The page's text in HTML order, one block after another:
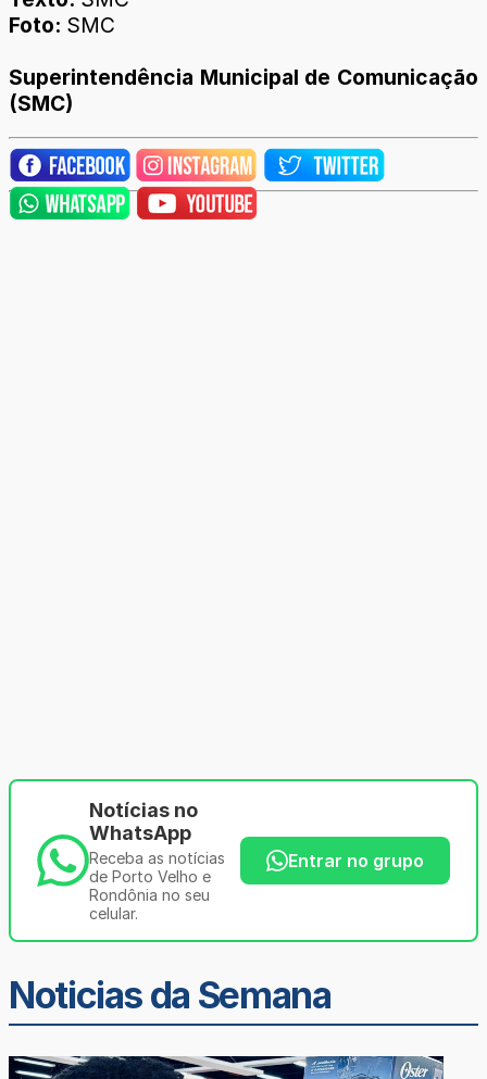
Foto: SMC
Superintendência Municipal de Comunicação
(SMC)
Notícias no
WhatsApp
Receba as notícias
de Porto Velho e
Rondônia no seu
celular.
Entrar no grupo
Noticias da Semana